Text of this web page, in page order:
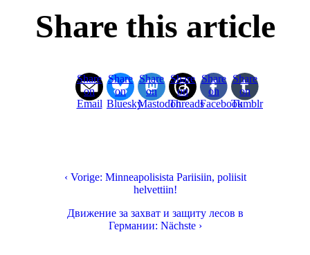
Share this article
Share
on
Email
Share
on
Bluesky
Share
on
Mastodon
Share
on
Threads
Share
on
Facebook
Share
on
Tumblr
‹ Vorige: Minneapolisista Pariisiin, poliisit
helvettiin!
Движение за захват и защиту лесов в
Германии: Nächste ›